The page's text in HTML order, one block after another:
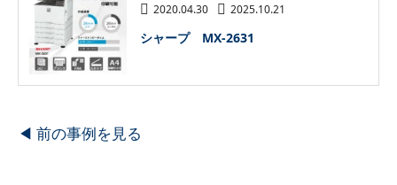
2020.04.30 2025.10.21
シャープ MX-2631
◀︎ 前の事例を見る